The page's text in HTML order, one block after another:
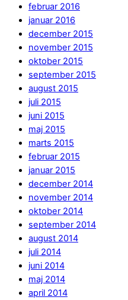
februar 2016
januar 2016
december 2015
november 2015
oktober 2015
september 2015
august 2015
juli 2015
juni 2015
maj 2015
marts 2015
februar 2015
januar 2015
december 2014
november 2014
oktober 2014
september 2014
august 2014
juli 2014
juni 2014
maj 2014
april 2014